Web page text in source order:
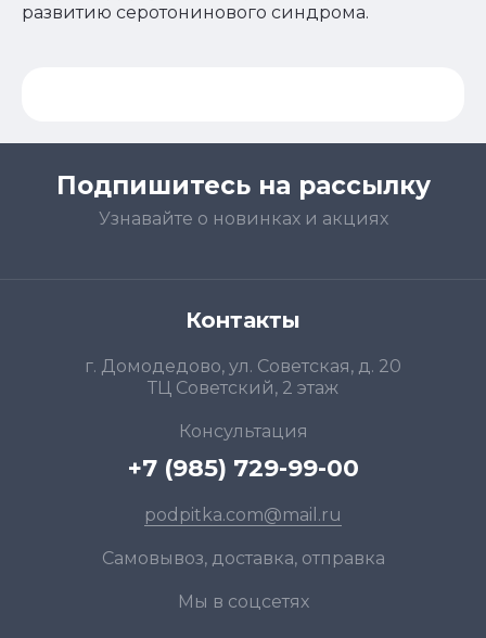
развитию серотонинового синдрома.
Подпишитесь на рассылку
Узнавайте о новинках и акциях
Контакты
г. Домодедово, ул. Советская, д. 20
ТЦ Советский, 2 этаж
Консультация
+7 (985) 729-99-00
podpitka.com@mail.ru
Самовывоз, доставка, отправка
Мы в соцсетях